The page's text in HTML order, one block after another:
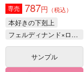
専売 787円 （税込）
本好きの下剋上
フェルディナンド×ローゼマイン
サンプル